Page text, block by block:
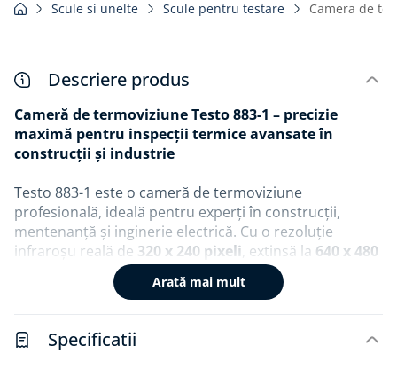
Scule si unelte Scule pentru testare Camera de
Descriere produs
Cameră de termoviziune Testo 883-1 – precizie
maximă pentru inspecții termice avansate în
construcții și industrie
Testo 883-1 este o cameră de termoviziune
profesională, ideală pentru experți în construcții,
mentenanță și inginerie electrică. Cu o rezoluție
infraroșu reală de 320 x 240 pixeli , extinsă la 640 x 480
prin tehnologia SuperResolution, și o
sensibilitate termică excepțională de
Arată mai mult
Specificatii